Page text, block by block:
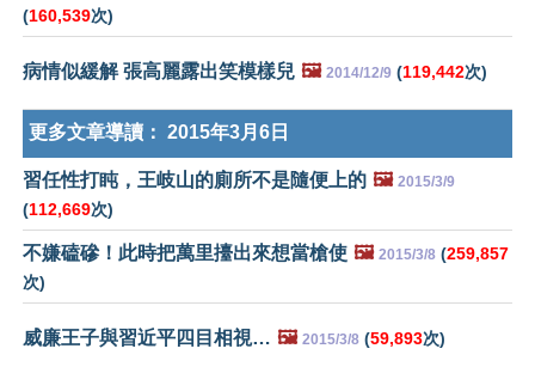
(160,539次)
病情似緩解 張高麗露出笑模樣兒 🖼️ 2014/12/9 (119,442次)
更多文章導讀： 2015年3月6日
習任性打盹，王岐山的廁所不是隨便上的 🖼️ 2015/3/9
(112,669次)
不嫌磕磣！此時把萬里擡出來想當槍使 🖼️ 2015/3/8 (259,857
次)
威廉王子與習近平四目相視… 🖼️ 2015/3/8 (59,893次)